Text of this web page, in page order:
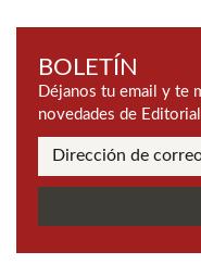
BOLETÍN
Déjanos tu email y te
novedades de